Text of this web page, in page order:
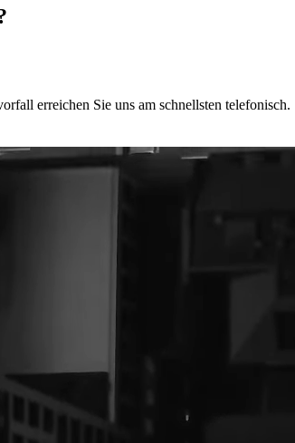
erreichen Sie uns am schnellsten telefonisch.